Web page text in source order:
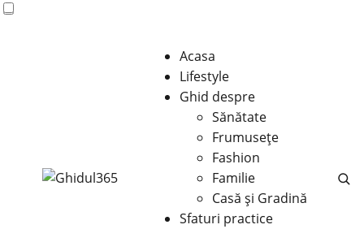
Acasa
Lifestyle
Ghid despre
Sănătate
Frumusețe
Fashion
Familie
Casă şi Gradină
Sfaturi practice